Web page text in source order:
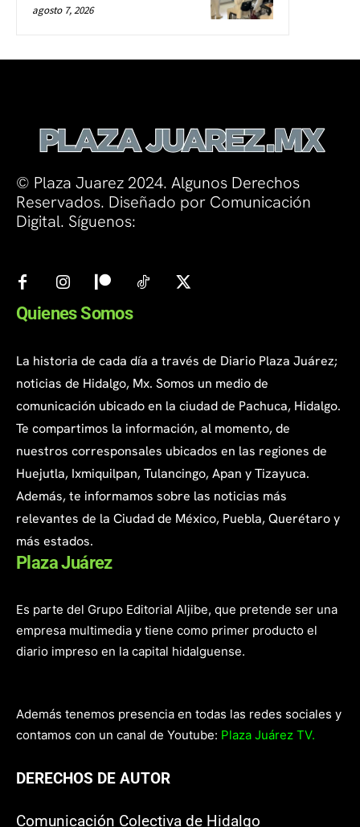
agosto 7, 2026
© Plaza Juarez 2024. Algunos Derechos
Reservados. Diseñado por Comunicación
Digital. Síguenos:
Quienes Somos
La historia de cada día a través de Diario Plaza Juárez;
noticias de Hidalgo, Mx. Somos un medio de
comunicación ubicado en la ciudad de Pachuca, Hidalgo.
Te compartimos la información, al momento, de
nuestros corresponsales ubicados en las regiones de
Huejutla, Ixmiquilpan, Tulancingo, Apan y Tizayuca.
Además, te informamos sobre las noticias más
relevantes de la Ciudad de México, Puebla, Querétaro y
más estados.
Plaza Juárez
Es parte del Grupo Editorial Aljibe, que pretende ser una
empresa multimedia y tiene como primer producto el
diario impreso en la capital hidalguense.
Además tenemos presencia en todas las redes sociales y
contamos con un canal de Youtube: Plaza Juárez TV.
DERECHOS DE AUTOR
Comunicación Colectiva de Hidalgo